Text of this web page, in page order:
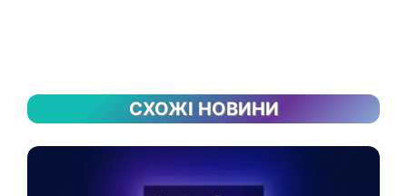
СХОЖІ НОВИНИ